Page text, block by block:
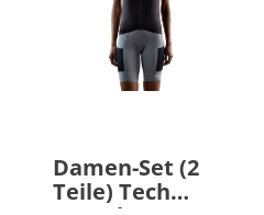
Damen-Set (2
Teile) Tech